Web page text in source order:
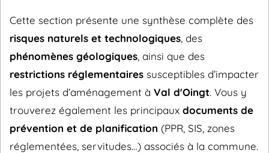
Cette section présente une synthèse complète des
risques naturels et technologiques , des
phénomènes géologiques , ainsi que des
restrictions réglementaires susceptibles d’impacter
les projets d’aménagement à Val d'Oingt. Vous y
trouverez également les principaux documents de
prévention et de planification (PPR, SIS, zones
réglementées, servitudes…) associés à la commune.